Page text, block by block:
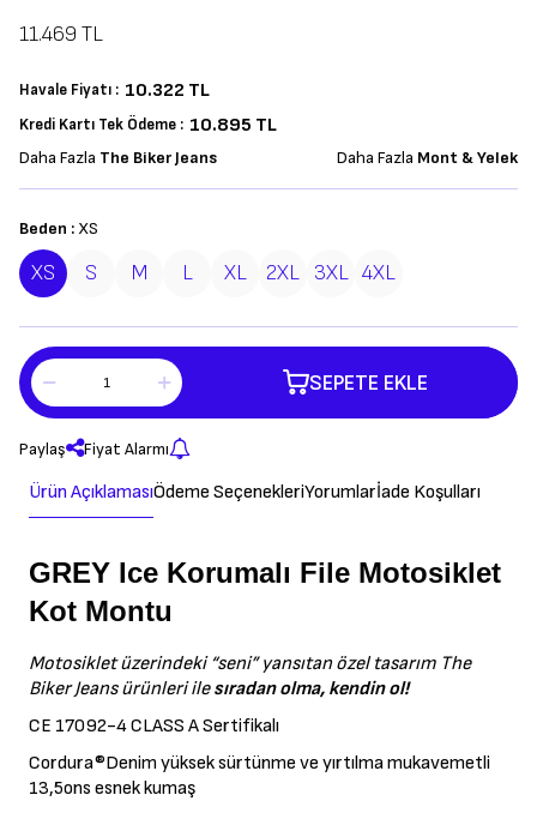
11.469 TL
Havale Fiyatı : 10.322 TL
Kredi Kartı Tek Ödeme : 10.895 TL
Daha Fazla The Biker Jeans Daha Fazla Mont & Yelek
Beden : XS
XS S M L XL 2XL 3XL 4XL
SEPETE EKLE
Paylaş Fiyat Alarmı
Ürün AçıklamasıÖdeme SeçenekleriYorumlarİade Koşulları
GREY Ice Korumalı File Motosiklet
Kot Montu
Motosiklet üzerindeki “seni” yansıtan özel tasarım The
Biker Jeans ürünleri ilesıradan olma, kendin ol!
CE 17092-4 CLASS A Sertifikalı
Cordura®Denim yüksek sürtünme ve yırtılma mukavemetli
13,5ons esnek kumaş